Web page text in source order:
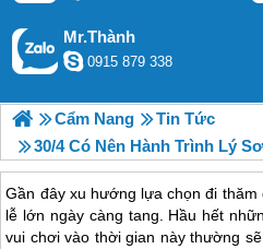
Mr.Thành
0915 879 338
Cẩm Nang
Tin Tức
30/4 Có Nên Hành Trình Lý
Gần đây xu hướng lựa chọn đi
lễ lớn ngày càng tang. Hầu hết
vui chơi vào thời gian này thường